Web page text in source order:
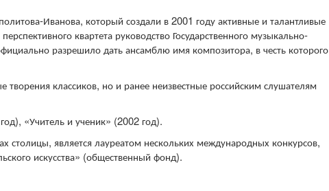
Иванова, который создали в 2001 году активные и талантливые
квартета руководство Государственного музыкально-
разрешило дать ансамблю имя композитора, в честь которого
классиков, но и ранее неизвестные российским слушателям
«Учитель и ученик» (2002 год).
столицы, является лауреатом нескольких международных конкурсов,
искусства» (общественный фонд).